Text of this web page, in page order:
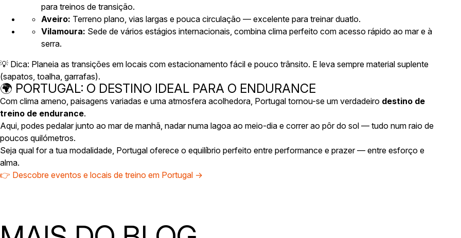
para treinos de transição.
Aveiro: Terreno plano, vias largas e pouca circulação — excelente para treinar duatlo.
Vilamoura: Sede de vários estágios internacionais, combina clima perfeito com acesso rápido ao mar e à
serra.
💡 Dica: Planeia as transições em locais com estacionamento fácil e pouco trânsito. E leva sempre material suplente
(sapatos, toalha, garrafas).
🌍 PORTUGAL: O DESTINO IDEAL PARA O ENDURANCE
Com clima ameno, paisagens variadas e uma atmosfera acolhedora, Portugal tornou-se um verdadeiro destino de
treino de endurance.
Aqui, podes pedalar junto ao mar de manhã, nadar numa lagoa ao meio-dia e correr ao pôr do sol — tudo num raio de
poucos quilómetros.
Seja qual for a tua modalidade, Portugal oferece o equilíbrio perfeito entre performance e prazer — entre esforço e
alma.
👉 Descobre eventos e locais de treino em Portugal →